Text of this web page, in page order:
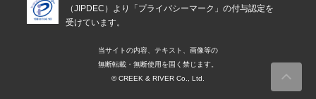
（JIPDEC）より「プライバシーマーク」の付与認定を
受けています。
当サイトの内容、テキスト、画像等の
無断転載・無断使用を固く禁じます。
© CREEK & RIVER Co., Ltd.